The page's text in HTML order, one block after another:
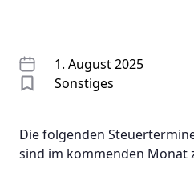
1. August 2025
Sonstiges
Die folgenden
sind im kommenden Monat